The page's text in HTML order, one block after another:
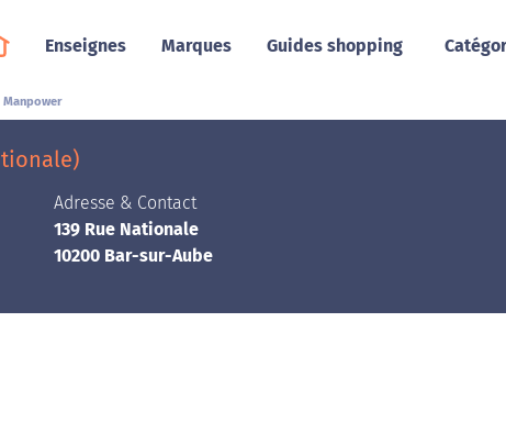
Enseignes Marques Guides shopping
Manpower
Adresse & Contact
139 Rue Nationale
10200 Bar-sur-Aube